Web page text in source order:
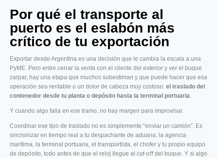
Por qué el transporte al
puerto es el eslabón más
crítico de tu exportación
Exportar desde Argentina es una decisión que le cambia la escala a una
PyME. Pero entre cerrar la venta con el cliente del exterior y ver el buque
zarpar, hay una etapa que muchos subestiman y que puede hacer que esa
operación sea rentable o un dolor de cabeza muy costoso: el traslado del
contenedor desde tu planta o depósito hasta la terminal portuaria.
Y cuando algo falla en ese tramo, no hay margen para improvisar.
Coordinar ese tipo de traslado no es simplemente “enviar un camión”. Es
sincronizar en tiempo real a tu despachante de aduana, la agencia
marítima, la terminal portuaria, el transportista, el chofer y tu propio equipo
de depósito, todo antes de que el reloj llegue al cut-offdel buque. Y si algo